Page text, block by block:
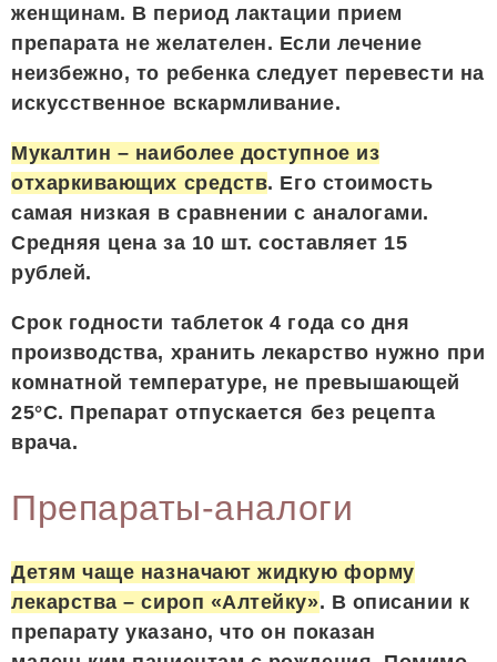
женщинам. В период лактации прием
препарата не желателен. Если лечение
неизбежно, то ребенка следует перевести на
искусственное вскармливание.
Мукалтин – наиболее доступное из
отхаркивающих средств. Его стоимость
самая низкая в сравнении с аналогами.
Средняя цена за 10 шт. составляет 15
рублей.
Срок годности таблеток 4 года со дня
производства, хранить лекарство нужно при
комнатной температуре, не превышающей
25°C. Препарат отпускается без рецепта
врача.
Препараты-аналоги
Детям чаще назначают жидкую форму
лекарства – сироп «Алтейку». В описании к
препарату указано, что он показан